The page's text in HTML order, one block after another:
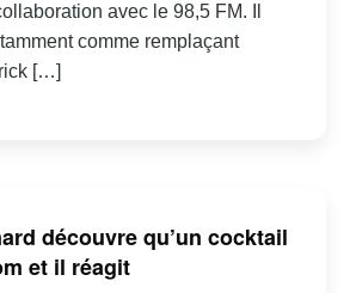
avec le 98,5 FM. Il
comme remplaçant
[…]
découvre qu’un cocktail
et il réagit